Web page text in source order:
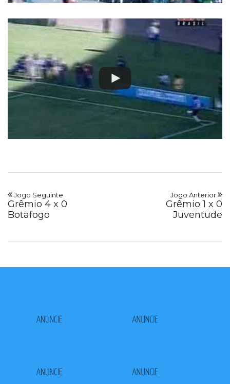
Jogo Seguinte
Grêmio 4 x 0
Botafogo
Jogo Anterior
Grêmio 1 x 0
Juventude